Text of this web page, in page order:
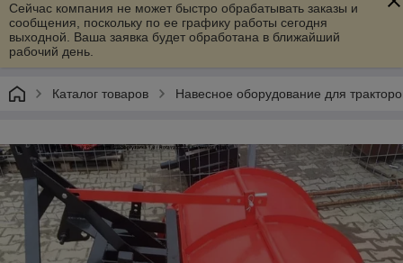
Сейчас компания не может быстро обрабатывать заказы и
сообщения, поскольку по ее графику работы сегодня
выходной. Ваша заявка будет обработана в ближайший
рабочий день.
Каталог товаров Навесное оборудование для